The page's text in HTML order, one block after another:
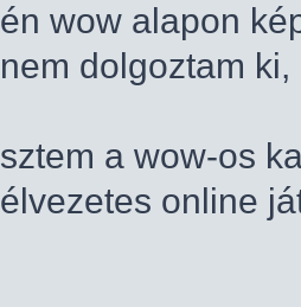
én wow alapon
nem dolgoztam
sztem a wow-os
élvezetes online